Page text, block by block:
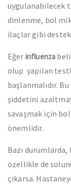
uygulanabilecek
dinlenme, bol
ilaçlar gibi
Eğer influenza
olup yapılan
başlanmalıdır.
şiddetini
savaşmak için
önemlidir.
Bazı
özellikle de
çıkarsa.